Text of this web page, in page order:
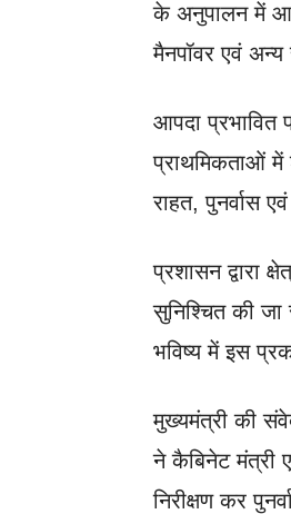
के अनुपालन में
मैनपॉवर एवं अन्य
आपदा प्रभावित
प्राथमिकताओं में
राहत, पुनर्वास
प्रशासन द्वारा
सुनिश्चित की जा
भविष्य में इस
मुख्यमंत्री की
ने कैबिनेट मंत्री
निरीक्षण कर